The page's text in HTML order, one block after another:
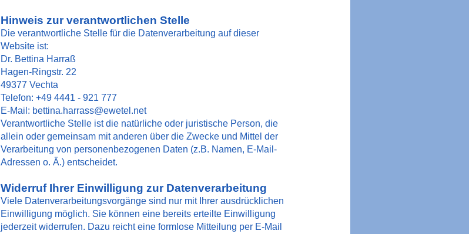
Hinweis zur verantwortlichen Stelle
Die verantwortliche Stelle für die Datenverarbeitung auf dieser
Website ist:
Dr. Bettina Harraß
Hagen-Ringstr. 22
49377 Vechta
Telefon: +49 4441 - 921 777
E-Mail: bettina.harrass@ewetel.net
Verantwortliche Stelle ist die natürliche oder juristische Person, die
allein oder gemeinsam mit anderen über die Zwecke und Mittel der
Verarbeitung von personenbezogenen Daten (z.B. Namen, E-Mail-
Adressen o. Ä.) entscheidet.
Widerruf Ihrer Einwilligung zur Datenverarbeitung
Viele Datenverarbeitungsvorgänge sind nur mit Ihrer ausdrücklichen
Einwilligung möglich. Sie können eine bereits erteilte Einwilligung
jederzeit widerrufen. Dazu reicht eine formlose Mitteilung per E-Mail